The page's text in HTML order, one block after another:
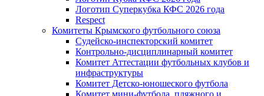
Логотип Суперкубка КФС 2026 года
Respect
Комитеты Крымского футбольного союза
Судейско-инспекторский комитет
Контрольно-дисциплинарный комитет
Комитет Аттестации футбольных клубов и
инфраструктуры
Комитет Детско-юношеского футбола
Комитет мини-футбола, пляжного и